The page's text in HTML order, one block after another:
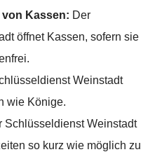
Kassen: Der
öffnet Kassen, sofern sie
Weinstadt
wie Könige.
Schlüsseldienst Weinstadt
so kurz wie möglich zu